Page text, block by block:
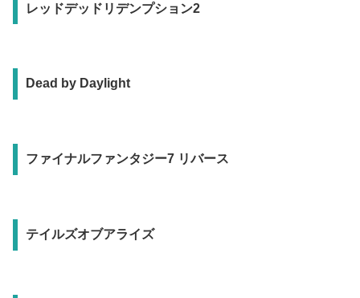
レッドデッドリデンプション2
Dead by Daylight
ファイナルファンタジー7 リバース
テイルズオブアライズ